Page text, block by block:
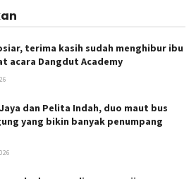
terima kasih sudah menghibur ibu
acara Dangdut Academy
dan Pelita Indah, duo maut bus
yang bikin banyak penumpang